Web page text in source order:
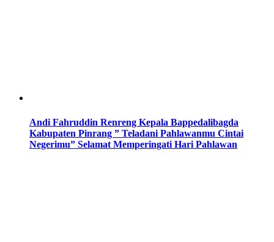
Andi Fahruddin Renreng Kepala Bappedalibagda
Kabupaten Pinrang ” Teladani Pahlawanmu Cintai
Negerimu” Selamat Memperingati Hari Pahlawan